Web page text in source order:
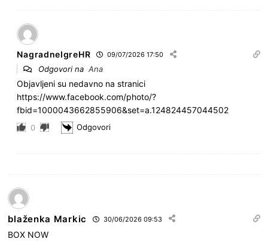
NagradneIgreHR 09/07/2026 17:50
Odgovori naAna
Objavljeni su nedavno na stranici
https://www.facebook.com/photo/?
fbid=1000043662855906&set=a.124824457044502
0 Odgovori
blaženka Markic 30/06/2026 09:53
BOX NOW